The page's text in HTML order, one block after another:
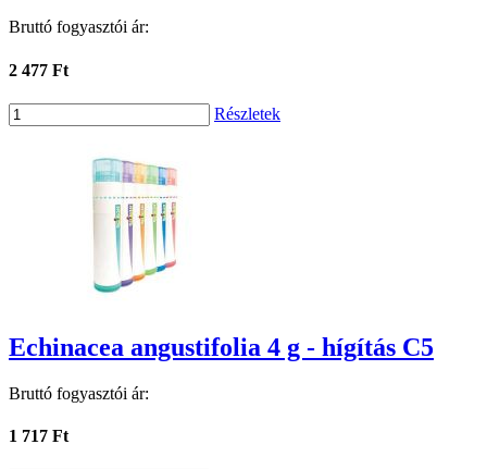
Bruttó fogyasztói ár:
2 477 Ft
Részletek
Echinacea angustifolia 4 g - hígítás C5
Bruttó fogyasztói ár:
1 717 Ft